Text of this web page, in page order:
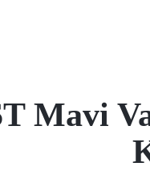
Mavi